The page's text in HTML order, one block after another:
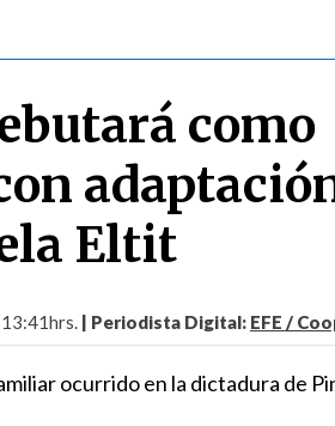
como
Eltit
| Periodista Digital: EFE /
ocurrido en la dictadura de